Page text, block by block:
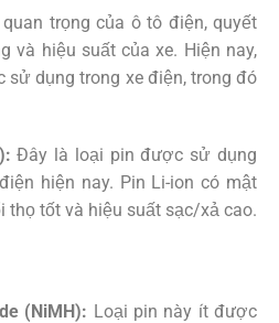
trọng của ô tô điện, quyết
và hiệu suất của xe. Hiện nay,
dụng trong xe điện, trong đó
Đây là loại pin được sử dụng
hiện nay. Pin Li-ion có mật
thọ tốt và hiệu suất sạc/xả cao.
(NiMH): Loại pin này ít được